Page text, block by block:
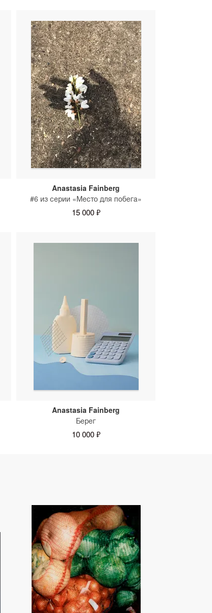
Anastasia Fainberg
#6 из серии «Место для побега»
15 000 ₽
Anastasia Fainberg
Берег
10 000 ₽